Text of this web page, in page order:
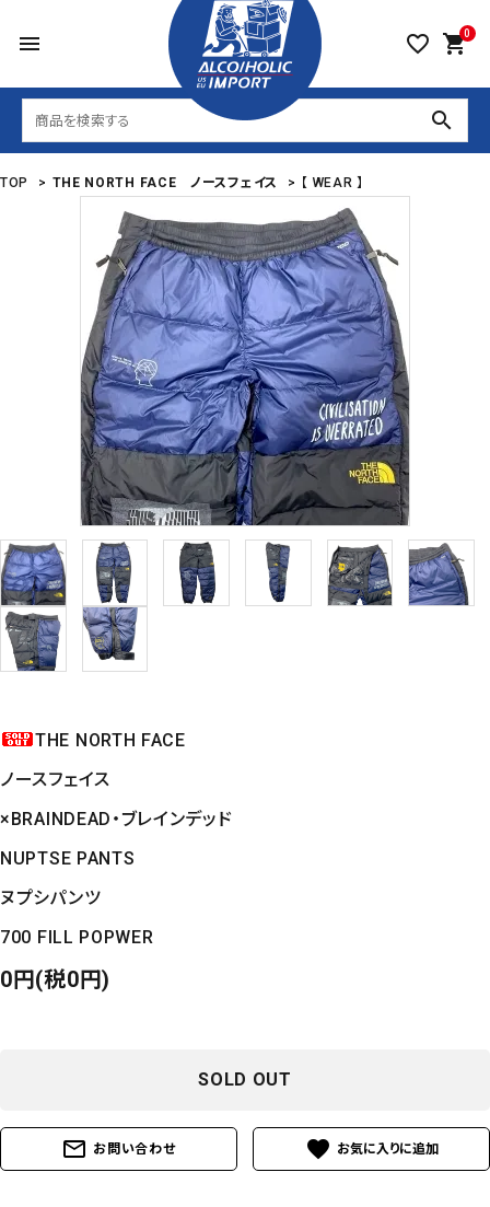
menu favorite_border 0
shopping_cart
search
TOP > THE NORTH FACE ノースフェイス > 【 WEAR 】
THE NORTH FACE
ノースフェイス
×BRAINDEAD・ブレインデッド
NUPTSE PANTS
ヌプシパンツ
700 FILL POPWER
0円(税0円)
SOLD OUT
mail_outline お問い合わせ favorite